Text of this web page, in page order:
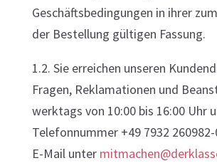
Geschäftsbedingungen in ihrer
der Bestellung gültigen Fassung.
1.2. Sie erreichen unseren
Fragen, Reklamationen und
werktags von 10:00 bis 16:00 Uhr
Telefonnummer +49 7932
E-Mail unter